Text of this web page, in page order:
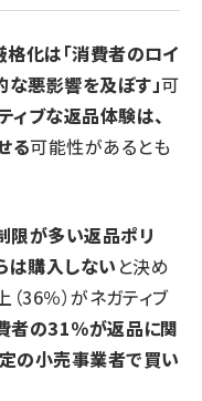
化は「消費者のロイ
悪影響を及ぼす」可
ブな返品体験は、
る可能性があるとも
が多い返品ポリ
は購入しない と決め
36％）がネガティブ
者の31％が返品に関
の小売事業者で買い